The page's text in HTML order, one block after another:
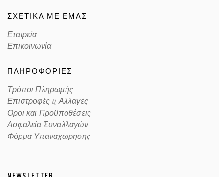
Color code
ΣΧΕΤΙΚΑ ΜΕ ΕΜΑΣ
Εταιρεία
Επικοινωνία
ΠΛΗΡΟΦΟΡΙΕΣ
Τρόποι Πληρωμής
Επιστροφές & Αλλαγές
Οροι και Προϋποθέσεις
Ασφαλεία Συναλλαγών
Φόρμα Υπαναχώρησης